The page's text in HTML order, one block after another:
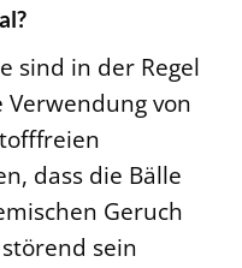
sind in der Regel
von
dass die Bälle
Geruch
sein